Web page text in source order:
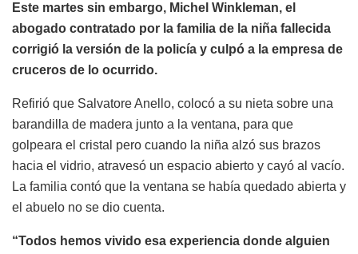
Este martes sin embargo, Michel Winkleman, el
abogado contratado por la familia de la niña fallecida
corrigió la versión de la policía y culpó a la empresa de
cruceros de lo ocurrido.
Refirió que Salvatore Anello, colocó a su nieta sobre una
barandilla de madera junto a la ventana, para que
golpeara el cristal pero cuando la niña alzó sus brazos
hacia el vidrio, atravesó un espacio abierto y cayó al vacío.
La familia contó que la ventana se había quedado abierta y
el abuelo no se dio cuenta.
“Todos hemos vivido esa experiencia donde alguien